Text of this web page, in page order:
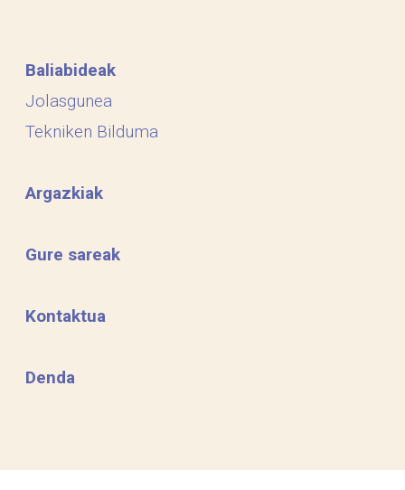
Baliabideak
Jolasgunea
Tekniken Bilduma
Argazkiak
Gure sareak
Kontaktua
Denda